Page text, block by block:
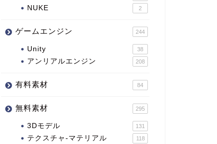
NUKE 2
ゲームエンジン 244
Unity 38
アンリアルエンジン 208
有料素材 84
無料素材 295
3Dモデル 131
テクスチャ-マテリアル 118